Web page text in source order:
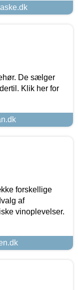
De sælger
Klik her for
forskellige
af
vinoplevelser.